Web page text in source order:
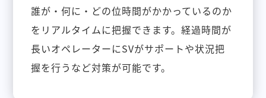
誰が・何に・どの位時間がかかっているのか
をリアルタイムに把握できます。経過時間が
長いオペレーターにSVがサポートや状況把
握を行うなど対策が可能です。